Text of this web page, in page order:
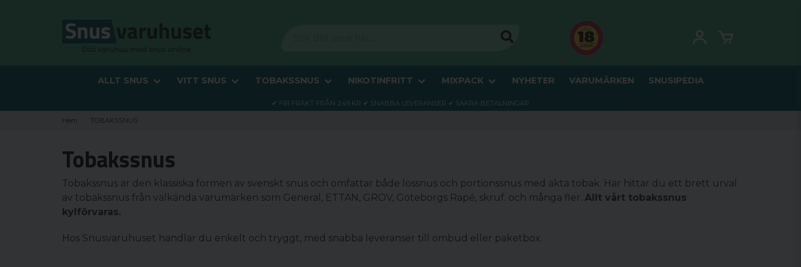
ALLT SNUS VITT SNUS TOBAKSSNUS NIKOTINFRITT MIXPACK NYHETER VARUMÄRKEN SNUSIPEDIA
✔ FRI FRAKT FRÅN 249 KR ✔ SNABBA LEVERANSER ✔ SÄKRA BETALNINGAR
Hem TOBAKSSNUS
Tobakssnus
Tobakssnus är den klassiska formen av svenskt snus och omfattar både lössnus och portionssnus med äkta tobak. Här hittar du ett brett urval
av tobakssnus från välkända varumärken som General, ETTAN, GROV, Göteborgs Rapé, skruf. och många fler. Allt vårt tobakssnus
kylförvaras.
Hos Snusvaruhuset handlar du enkelt och tryggt, med snabba leveranser till ombud eller paketbox.